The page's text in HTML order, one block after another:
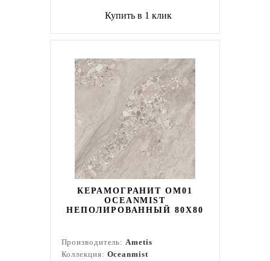
Купить в 1 клик
КЕРАМОГРАНИТ OM01
OCEANMIST
НЕПОЛИРОВАННЫЙ 80X80
Производитель:Ametis
Коллекция: Oceanmist